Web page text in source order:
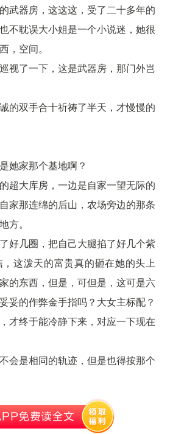
武器房，这这这，受了二十多年的
不耽误大小姐是一个小说迷，她很
，空间。
视了一下，这是武器房，那门外岂
的双手合十祈祷了半天，才慢慢的
她家那个基地啊？
超大库房，一边是自家一望无际的
家那连绵的后山，农场旁边的那条
方。
好几圈，把自己大腿掐了好几个紫
这泼天的富贵真的砸在她的头上
的东西，但是，可但是，这可是六
妥的作弊金手指吗？大女主标配？
才终于能冷静下来，对应一下现在
会是相同的轨迹，但是也得按那个